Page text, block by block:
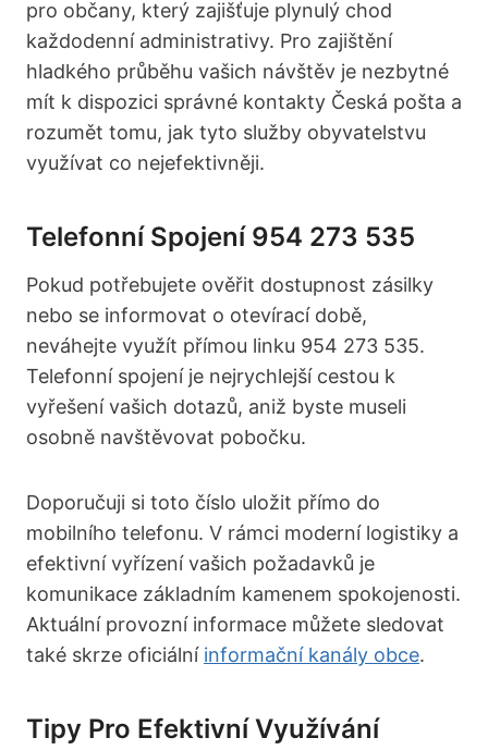
pro občany, který zajišťuje plynulý chod
každodenní administrativy. Pro zajištění
hladkého průběhu vašich návštěv je nezbytné
mít k dispozici správné kontakty Česká pošta a
rozumět tomu, jak tyto služby obyvatelstvu
využívat co nejefektivněji.
Telefonní Spojení 954 273 535
Pokud potřebujete ověřit dostupnost zásilky
nebo se informovat o otevírací době,
neváhejte využít přímou linku 954 273 535.
Telefonní spojení je nejrychlejší cestou k
vyřešení vašich dotazů, aniž byste museli
osobně navštěvovat pobočku.
Doporučuji si toto číslo uložit přímo do
mobilního telefonu. V rámci moderní logistiky a
efektivní vyřízení vašich požadavků je
komunikace základním kamenem spokojenosti.
Aktuální provozní informace můžete sledovat
také skrze oficiální informační kanály obce.
Tipy Pro Efektivní Využívání